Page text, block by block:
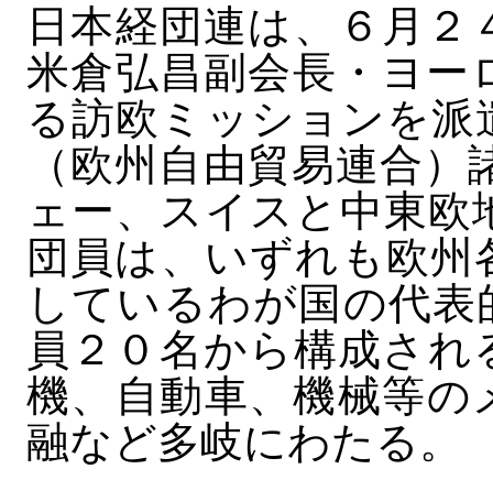
日本経団連は、６月
米倉弘昌副会長・ヨー
る訪欧ミッションを
（欧州自由貿易連合
ェー、スイスと中東
団員は、いずれも欧
しているわが国の代
員２０名から構成さ
機、自動車、機械等の
融など多岐にわたる。